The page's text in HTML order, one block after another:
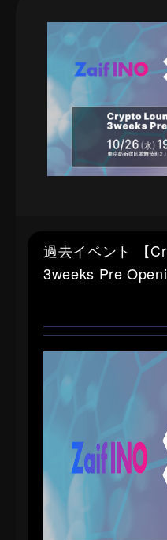
過去イベント 【
3weeks Pre